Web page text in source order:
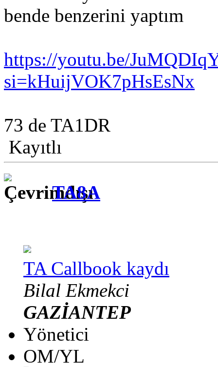
bende benzerini yaptım
https://youtu.be/
si=kHuijVOK7pHsEsNx
73 de TA1DR
Kayıtlı
TA8A
TA Callbook kaydı
Bilal Ekmekci
GAZİANTEP
Yönetici
OM/YL